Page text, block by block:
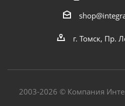
г. Томск, Пр.
2003-2026 © Компания